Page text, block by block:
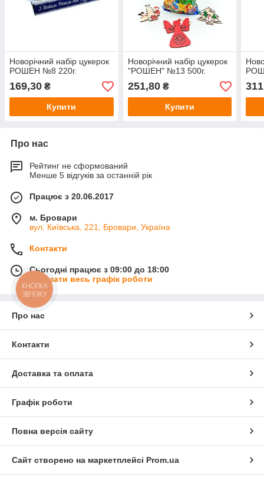
Новорічний набір цукерок
РОШЕН №8 220г.
169,30 ₴
Купити
Новорічний набір цукерок
"РОШЕН" №13 500г.
251,80₴
Купити
Про нас
Рейтинг не сформований
Менше 5 відгуків за останній рік
Працює з 20.06.2017
м. Бровари
вул. Київська, 221, Бровари, Україна
Контакти
Сьогодні працює з 09:00 до 18:00
Показати весь графік роботи
Про нас
Контакти
Доставка та оплата
Графік роботи
Повна версія сайту
Сайт створено на маркетплейсі Prom.ua
КНОПКА
ЗВ'ЯЗКУ